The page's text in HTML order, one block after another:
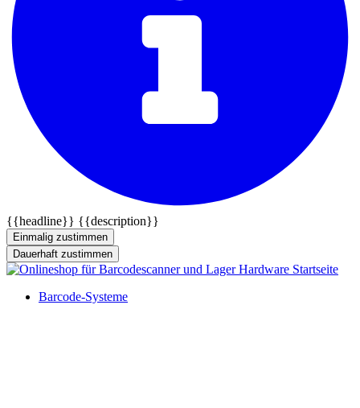
{{headline}} {{description}}
Einmalig zustimmen
Dauerhaft zustimmen
Barcode-Systeme